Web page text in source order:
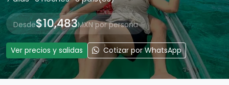
Desde$10,483MXN por persona
Ver precios y salidas Cotizar por WhatsApp